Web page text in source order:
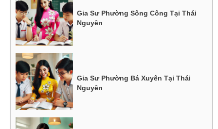
Gia Sư Phường Sông Công Tại Thái
Nguyên
Gia Sư Phường Bá Xuyên Tại Thái
Nguyên